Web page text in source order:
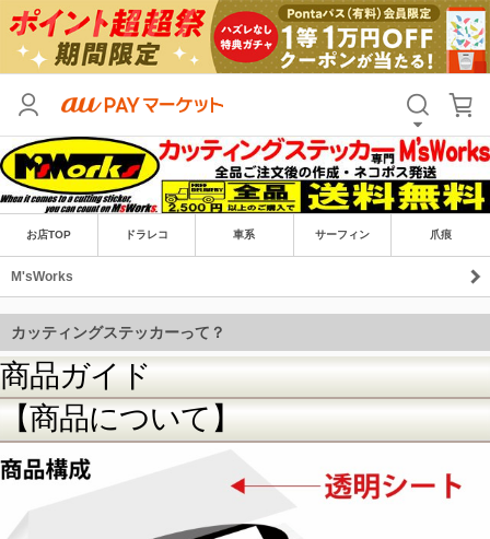
お店TOP ドラレコ 車系 サーフィン 爪痕
M'sWorks
カッティングステッカーって？
商品ガイド
文字、又は絵が残る「切り文字」、「抜き文
字」ステッカー デカールと言われるものに
なります。背景の部分は存在しません。
各画像の白以外の色のある部分（色：ホワイ
トの場合は白い部分）が残るステッカーで
当方のアプリケーションシートは安価な和紙
では無く、透明ですので貼り易く成っており
ます。